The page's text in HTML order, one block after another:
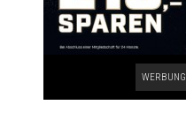
WERBUNG